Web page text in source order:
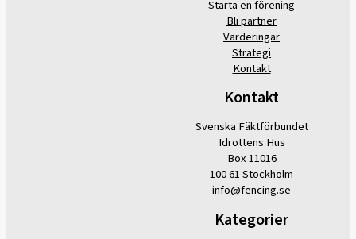
Starta en förening
Bli partner
Värderingar
Strategi
Kontakt
Kontakt
Svenska Fäktförbundet
Idrottens Hus
Box 11016
100 61 Stockholm
info@fencing.se
Kategorier